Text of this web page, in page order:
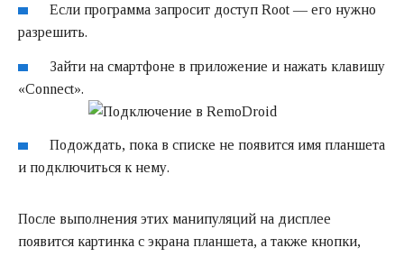
Если программа запросит доступ Root — его нужно
разрешить.
Зайти на смартфоне в приложение и нажать клавишу
«Connect».
Подождать, пока в списке не появится имя планшета
и подключиться к нему.
После выполнения этих манипуляций на дисплее
появится картинка с экрана планшета, а также кнопки,